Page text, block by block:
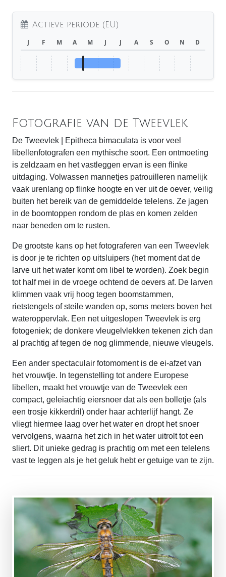
Actieve periode (EU)
J F M A M J J A S O N D
Fotografie van de Tweevlek
De Tweevlek | Epitheca bimaculata is voor veel
libellenfotografen een mythische soort. Een ontmoeting
is zeldzaam en het vastleggen ervan is een flinke
uitdaging. Volwassen mannetjes patrouilleren namelijk
vaak urenlang op flinke hoogte en ver uit de oever, veilig
buiten het bereik van de gemiddelde telelens. Ze jagen
in de boomtoppen rondom de plas en komen zelden
naar beneden om te rusten.
De grootste kans op het fotograferen van een Tweevlek
is door je te richten op uitsluipers (het moment dat de
larve uit het water komt om libel te worden). Zoek begin
tot half mei in de vroege ochtend de oevers af. De larven
klimmen vaak vrij hoog tegen boomstammen,
rietstengels of steile wanden op, soms meters boven het
wateroppervlak. Een net uitgeslopen Tweevlek is erg
fotogeniek; de donkere vleugelvlekken tekenen zich dan
al prachtig af tegen de nog glimmende, nieuwe vleugels.
Een ander spectaculair fotomoment is de ei-afzet van
het vrouwtje. In tegenstelling tot andere Europese
libellen, maakt het vrouwtje van de Tweevlek een
compact, geleiachtig eiersnoer dat als een bolletje (als
een trosje kikkerdril) onder haar achterlijf hangt. Ze
vliegt hiermee laag over het water en dropt het snoer
vervolgens, waarna het zich in het water uitrolt tot een
sliert. Dit unieke gedrag is prachtig om met een telelens
vast te leggen als je het geluk hebt er getuige van te zijn.